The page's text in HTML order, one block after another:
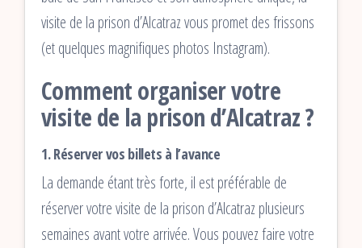
visite de la prison d’Alcatraz vous promet des frissons
(et quelques magnifiques photos Instagram).
Comment organiser votre
visite de la prison d’Alcatraz ?
1.Réserver vos billets à l’avance
La demande étant très forte, il est préférable de
réserver votre visite de la prison d’Alcatraz plusieurs
semaines avant votre arrivée. Vous pouvez faire votre